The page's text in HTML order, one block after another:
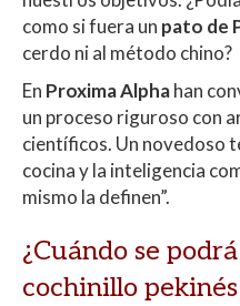
como si fuera un pato de
cerdo ni al método chino?
En Proxima Alphahan
un proceso riguroso con
científicos. Un novedoso
cocina y la inteligencia
mismo la definen”.
¿Cuándo se
cochinillo